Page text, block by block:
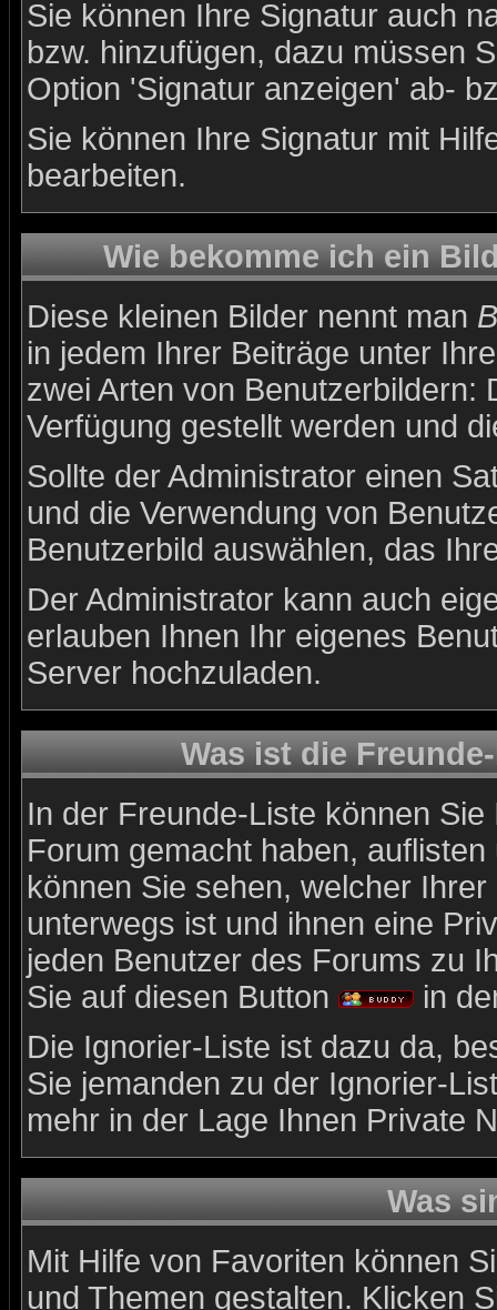
Sie können Ihre Signatur auch
bzw. hinzufügen, dazu müssen
Option 'Signatur anzeigen' ab-
Sie können Ihre Signatur mit
bearbeiten.
Wie bekomme ich ein
Diese kleinen Bilder nennt man
in jedem Ihrer Beiträge unter
zwei Arten von Benutzerbildern:
Verfügung gestellt werden und
Sollte der Administrator einen
und die Verwendung von
Benutzerbild auswählen, das
Der Administrator kann auch
erlauben Ihnen Ihr eigenes
Server hochzuladen.
Was ist die
In der Freunde-Liste können
Forum gemacht haben,
können Sie sehen, welcher
unterwegs ist und ihnen eine
jeden Benutzer des Forums zu
Sie auf diesen Button
in
Die Ignorier-Liste ist dazu da,
Sie jemanden zu der Ignorier-
mehr in der Lage Ihnen Private
Was
Mit Hilfe von Favoriten können
und Themen gestalten. Klicken